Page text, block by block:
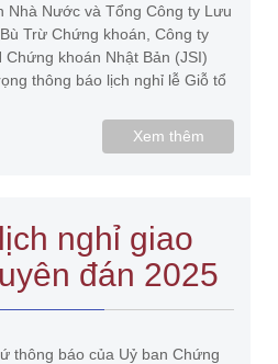
Nhà Nước và Tổng Công ty Lưu
Trừ Chứng khoán, Công ty
Chứng khoán Nhật Bản (JSI)
thông báo lịch nghỉ lễ Giỗ tổ
Xem thêm
nghỉ giao
đán 2025
thông báo của Uỷ ban Chứng